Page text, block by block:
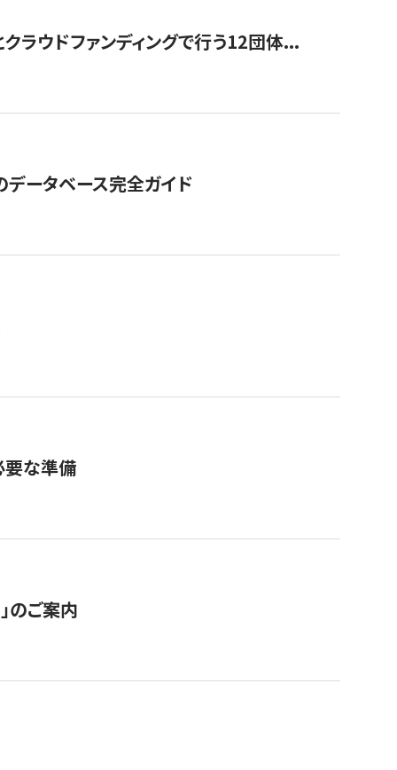
クラウドファンディングで行う12団体...
ータベース完全ガイド
要な準備
のご案内